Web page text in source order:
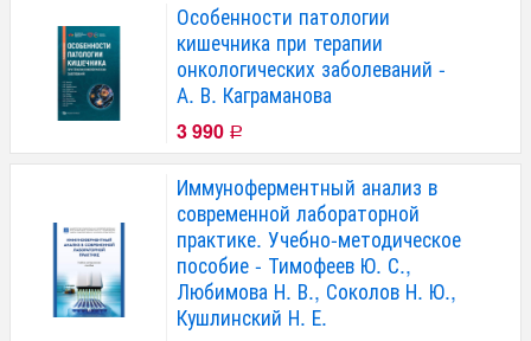
Особенности патологии
кишечника при терапии
онкологических заболеваний -
А. В. Каграманова
3 990 Р
Иммуноферментный анализ в
современной лабораторной
практике. Учебно-методическое
пособие - Тимофеев Ю. С.,
Любимова Н. В., Соколов Н. Ю.,
Кушлинский Н. Е.